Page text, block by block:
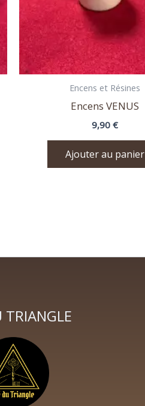
Encens et Résines
Encens VENUS
9,90 €
Ajouter au panier
TRIANGLE